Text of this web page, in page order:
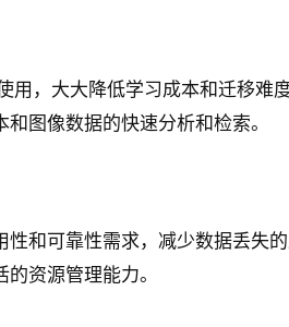
用，大大降低学习成本和迁移
图像数据的快速分析和检索。
和可靠性需求，减少数据丢失
资源管理能力。